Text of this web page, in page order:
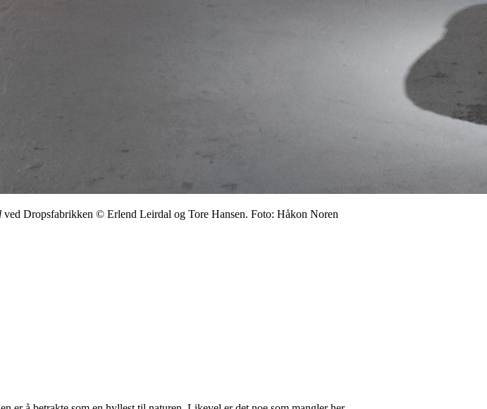
ved Dropsfabrikken © Erlend Leirdal og Tore Hansen. Foto: Håkon Noren